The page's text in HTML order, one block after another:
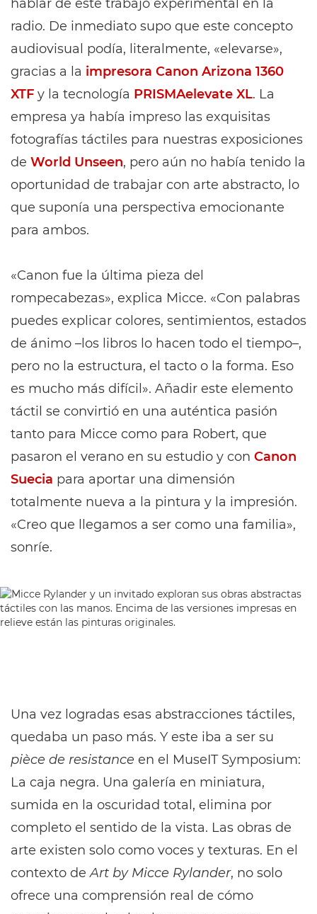
hablar de este trabajo experimental en la
radio. De inmediato supo que este concepto
audiovisual podía, literalmente, «elevarse»,
gracias a la impresora Canon Arizona 1360
XTF y la tecnología PRISMAelevate XL. La
empresa ya había impreso las exquisitas
fotografías táctiles para nuestras exposiciones
de World Unseen, pero aún no había tenido la
oportunidad de trabajar con arte abstracto, lo
que suponía una perspectiva emocionante
para ambos.
«Canon fue la última pieza del
rompecabezas», explica Micce. «Con palabras
puedes explicar colores, sentimientos, estados
de ánimo –los libros lo hacen todo el tiempo–,
pero no la estructura, el tacto o la forma. Eso
es mucho más difícil». Añadir este elemento
táctil se convirtió en una auténtica pasión
tanto para Micce como para Robert, que
pasaron el verano en su estudio y con Canon
Suecia para aportar una dimensión
totalmente nueva a la pintura y la impresión.
«Creo que llegamos a ser como una familia»,
sonríe.
Una vez logradas esas abstracciones táctiles,
quedaba un paso más. Y este iba a ser su
pièce de resistance en el MuseIT Symposium:
La caja negra. Una galería en miniatura,
sumida en la oscuridad total, elimina por
completo el sentido de la vista. Las obras de
arte existen solo como voces y texturas. En el
contexto deArt by Micce Rylander, no solo
ofrece una comprensión real de cómo